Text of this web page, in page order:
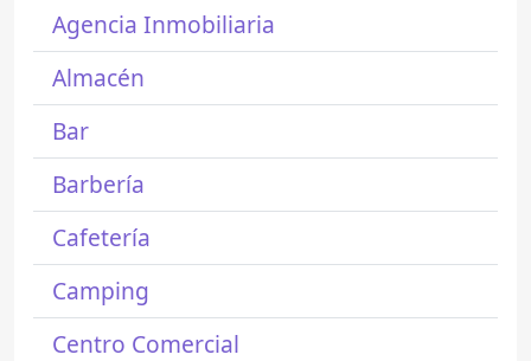
Agencia Inmobiliaria
Almacén
Bar
Barbería
Cafetería
Camping
Centro Comercial